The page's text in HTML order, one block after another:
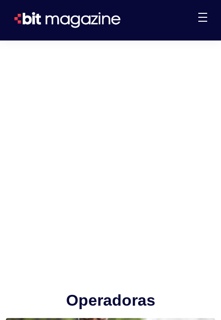
Operadoras